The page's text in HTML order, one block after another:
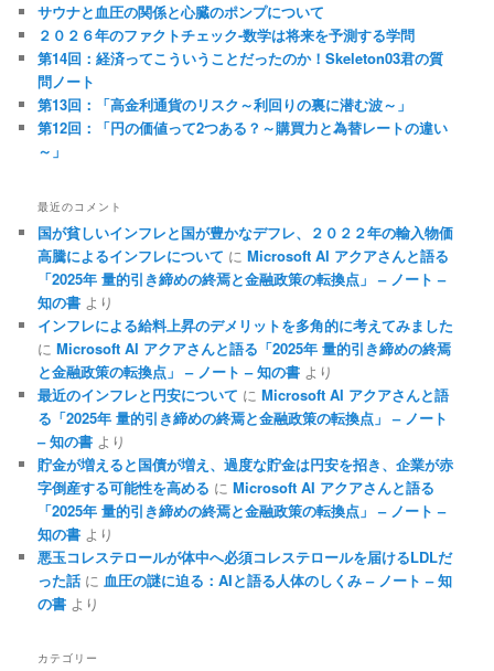
サウナと血圧の関係と心臓のポンプについて
２０２６年のファクトチェック-数学は将来を予測する学問
第14回：経済ってこういうことだったのか！Skeleton03君の質
問ノート
第13回：「高金利通貨のリスク～利回りの裏に潜む波～」
第12回：「円の価値って2つある？～購買力と為替レートの違い
～」
最近のコメント
国が貧しいインフレと国が豊かなデフレ、２０２２年の輸入物価
高騰によるインフレについて にMicrosoft AI アクアさんと語る
「2025年 量的引き締めの終焉と金融政策の転換点」 – ノート –
知の書 より
インフレによる給料上昇のデメリットを多角的に考えてみました
にMicrosoft AI アクアさんと語る「2025年 量的引き締めの終焉
と金融政策の転換点」 – ノート – 知の書 より
最近のインフレと円安について にMicrosoft AI アクアさんと語
る「2025年 量的引き締めの終焉と金融政策の転換点」 – ノート
– 知の書 より
貯金が増えると国債が増え、過度な貯金は円安を招き、企業が赤
字倒産する可能性を高める にMicrosoft AI アクアさんと語る
「2025年 量的引き締めの終焉と金融政策の転換点」 – ノート –
知の書 より
悪玉コレステロールが体中へ必須コレステロールを届けるLDLだ
った話 に 血圧の謎に迫る：AIと語る人体のしくみ – ノート – 知
の書 より
カテゴリー